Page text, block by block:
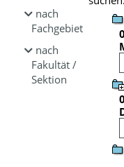
nach
Fachgebiet
nach
Fakultät /
Sektion